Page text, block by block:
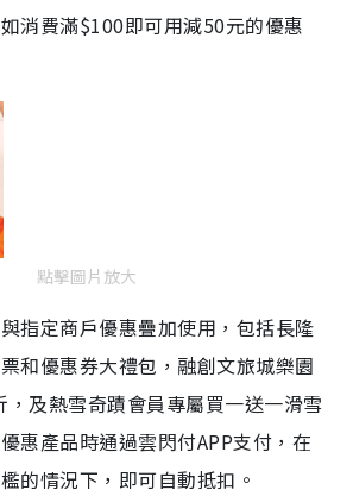
消費滿$100即可用減50元的優惠
點擊圖片放大
指定商戶優惠疊加使用，包括長隆
和優惠券大禮包，融創文旅城樂園
，及熱雪奇蹟會員專屬買一送一滑雪
惠產品時通過雲閃付APP支付，在
的情況下，即可自動抵扣。